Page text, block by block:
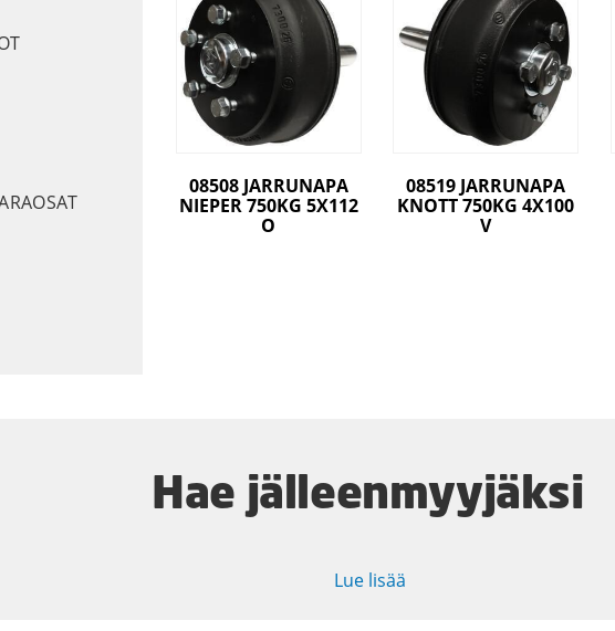
08508 JARRUNAPA
NIEPER 750KG 5X112
O
08519 JARRUNAPA
KNOTT 750KG 4X100
V
Hae jälleenmyyjäksi
Lue lisää